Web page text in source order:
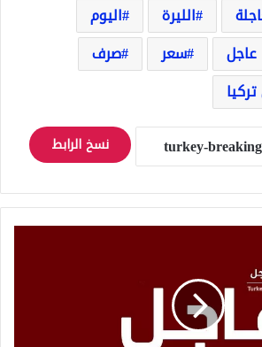
الليرة
اليوم
عاجل سعر
صرف
نسخ الرابط